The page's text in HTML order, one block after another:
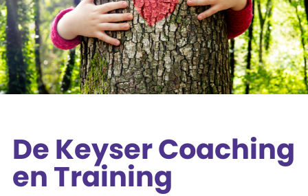
De Keyser Coaching
en Training